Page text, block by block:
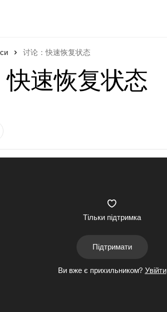
讨论：快速恢复状态
速恢复状态
Тільки підтримка
Підтримати
Ви вже є прихильником? Увійти